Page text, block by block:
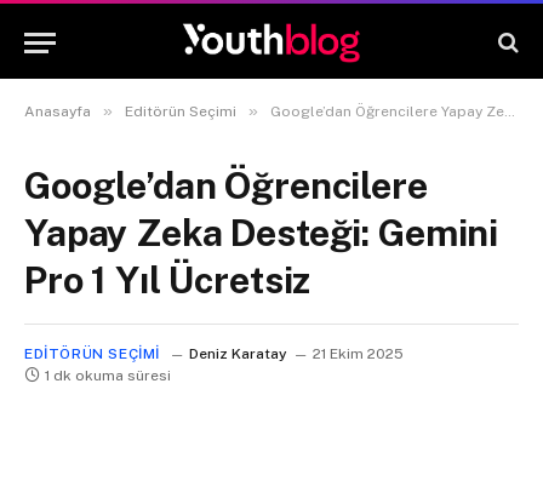
Anasayfa » Editörün Seçimi » Google’dan Öğrencilere Yapay Zeka Desteği: Gemini Pro 1 Yıl Ücretsiz
Google’dan Öğrencilere
Yapay Zeka Desteği: Gemini
Pro 1 Yıl Ücretsiz
EDITÖRÜN SEÇIMI Deniz Karatay
21 Ekim 2025
1 dk okuma süresi